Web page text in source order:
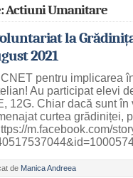
Actiuni Umanitare
la
2021
pentru implicarea
Au participat elevi
12G. Chiar dacă sunt în
curtea grădiniței,
m.facebook.com/
de Manica Andreea